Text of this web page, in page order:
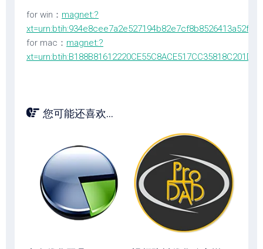
for win： magnet:?
xt=urn:btih:934e8cee7a2e527194b82e7cf8b8526413a52fbd
for mac： magnet:?
您可能还喜欢...